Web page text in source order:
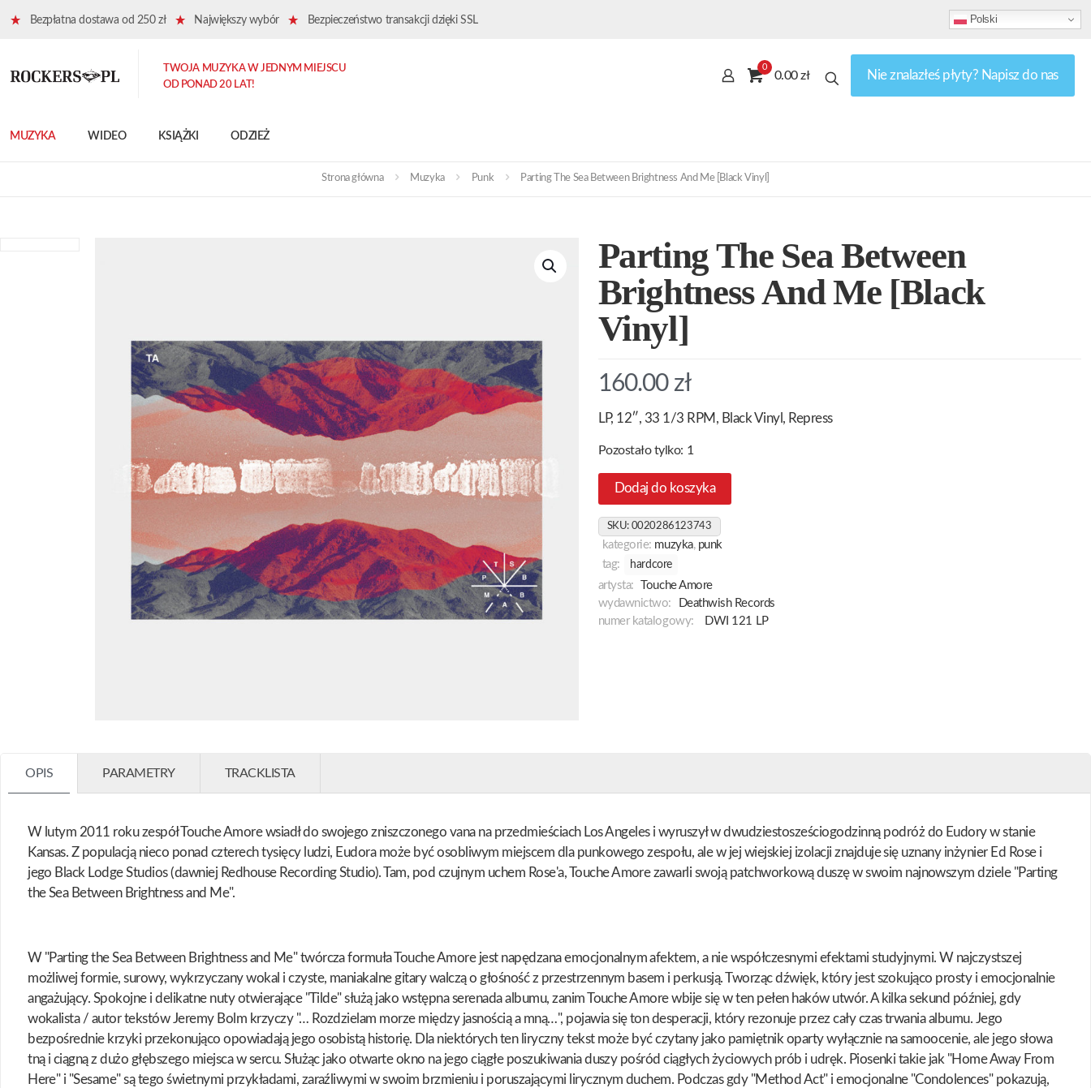
Bezpłatna dostawa od 250 zł Największy wybór Bezpieczeństwo transakcji dzięki SSL Polski
MUZYKA WIDEO KSIĄŻKI ODZIEŻ
TWOJA MUZYKA W JEDNYM MIEJSCU
OD PONAD 20 LAT!
0
0.00 zł Nie znalazłeś płyty? Napisz do nas
Strona główna Muzyka Punk Parting The Sea Between Brightness And Me [Black Vinyl]
Parting The Sea Between
Brightness And Me [Black
Vinyl]
160.00 zł
LP, 12″, 33 1/3 RPM, Black Vinyl, Repress
Pozostało tylko: 1
Dodaj do koszyka
SKU: 0020286123743
kategorie: muzyka, punk
tag:
hardcore
artysta:
Touche Amore
wydawnictwo:
Deathwish Records
numer katalogowy:
DWI 121 LP
OPIS PARAMETRY TRACKLISTA
W lutym 2011 roku zespół Touche Amore wsiadł do swojego zniszczonego vana na przedmieściach Los Angeles i wyruszył w dwudziestosześciogodzinną podróż do Eudory w stanie
Kansas. Z populacją nieco ponad czterech tysięcy ludzi, Eudora może być osobliwym miejscem dla punkowego zespołu, ale w jej wiejskiej izolacji znajduje się uznany inżynier Ed Rose i
jego Black Lodge Studios (dawniej Redhouse Recording Studio). Tam, pod czujnym uchem Rose'a, Touche Amore zawarli swoją patchworkową duszę w swoim najnowszym dziele "Parting
the Sea Between Brightness and Me".
W "Parting the Sea Between Brightness and Me" twórcza formuła Touche Amore jest napędzana emocjonalnym afektem, a nie współczesnymi efektami studyjnymi. W najczystszej
możliwej formie, surowy, wykrzyczany wokal i czyste, maniakalne gitary walczą o głośność z przestrzennym basem i perkusją. Tworząc dźwięk, który jest szokująco prosty i emocjonalnie
angażujący. Spokojne i delikatne nuty otwierające "Tilde" służą jako wstępna serenada albumu, zanim Touche Amore wbije się w ten pełen haków utwór. A kilka sekund później, gdy
wokalista / autor tekstów Jeremy Bolm krzyczy "… Rozdzielam morze między jasnością a mną…", pojawia się ton desperacji, który rezonuje przez cały czas trwania albumu. Jego
bezpośrednie krzyki przekonująco opowiadają jego osobistą historię. Dla niektórych ten liryczny tekst może być czytany jako pamiętnik oparty wyłącznie na samoocenie, ale jego słowa
tną i ciągną z dużo głębszego miejsca w sercu. Służąc jako otwarte okno na jego ciągłe poszukiwania duszy pośród ciągłych życiowych prób i udręk. Piosenki takie jak "Home Away From
Here" i "Sesame" są tego świetnymi przykładami, zaraźliwymi w swoim brzmieniu i poruszającymi lirycznym duchem. Podczas gdy "Method Act" i emocjonalne "Condolences" pokazują,